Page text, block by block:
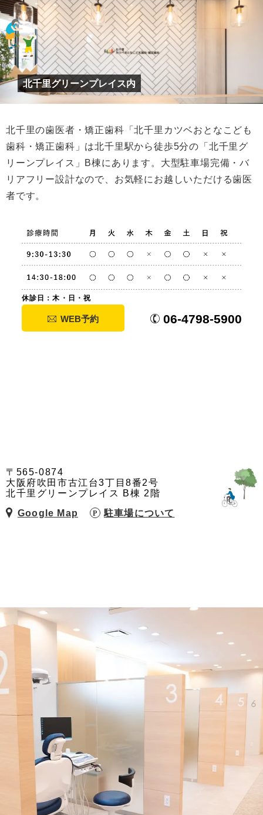
北千里グリーンプレイス内
北千里の歯医者・矯正歯科「北千里カツベおとなこども
歯科・矯正歯科」は北千里駅から徒歩5分の「北千里グ
リーンプレイス」B棟にあります。大型駐車場完備・バ
リアフリー設計なので、お気軽にお越しいただける歯医
者です。
休診日：木・日・祝
WEB予約 06-4798-5900
〒565-0874
大阪府吹田市古江台3丁目8番2号
北千里グリーンプレイス B棟 2階
Google Map
駐車場について